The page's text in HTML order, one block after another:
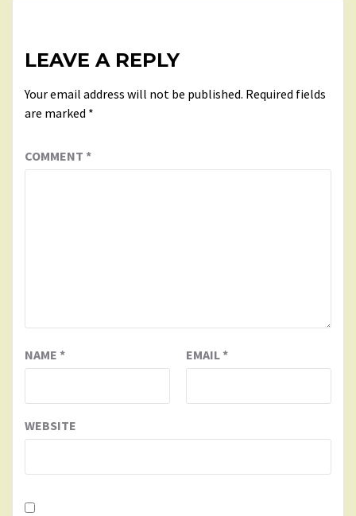
LEAVE A REPLY
Your email address will not be published. Required fields
are marked *
COMMENT *
NAME * EMAIL*
WEBSITE